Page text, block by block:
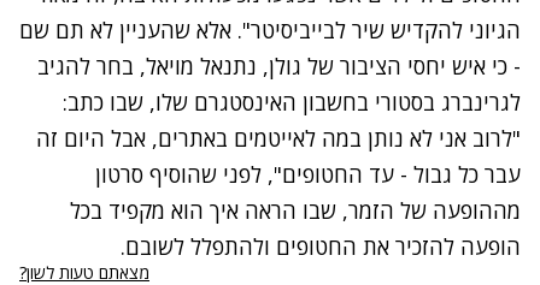
הגיוני להקדיש שיר לבייביסיטר". אלא שהעניין לא תם שם
- כי איש יחסי הציבור של גולן, נתנאל מויאל, בחר להגיב
לגרינברג בסטורי בחשבון האינסטגרם שלו, שבו כתב:
"לרוב אני לא נותן במה לאייטמים באתרים, אבל היום זה
עבר כל גבול - עד החטופים", לפני שהוסיף סרטון
מההופעה של הזמר, שבו הראה איך הוא מקפיד בכל
הופעה להזכיר את החטופים ולהתפלל לשובם.
מצאתם טעות לשון?